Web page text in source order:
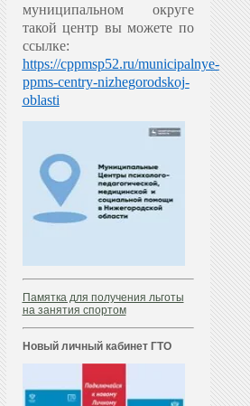
муниципальном округе
такой центр вы можете по
ссылке:
https://cppmsp52.ru/municipalnye-
ppms-centry-nizhegorodskoj-
oblasti
Памятка для получения льготы
на занятия спортом
Новый личный кабинет ГТО